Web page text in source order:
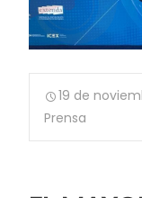
19 de
Prensa